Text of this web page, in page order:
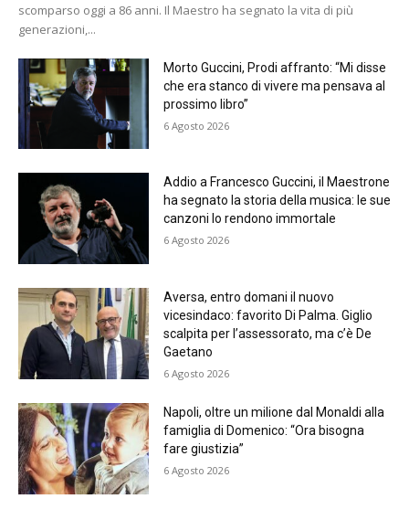
scomparso oggi a 86 anni. Il Maestro ha segnato la vita di più
generazioni,...
Morto Guccini, Prodi affranto: “Mi disse
che era stanco di vivere ma pensava al
prossimo libro”
6 Agosto 2026
Addio a Francesco Guccini, il Maestrone
ha segnato la storia della musica: le sue
canzoni lo rendono immortale
6 Agosto 2026
Aversa, entro domani il nuovo
vicesindaco: favorito Di Palma. Giglio
scalpita per l’assessorato, ma c’è De
Gaetano
6 Agosto 2026
Napoli, oltre un milione dal Monaldi alla
famiglia di Domenico: “Ora bisogna
fare giustizia”
6 Agosto 2026